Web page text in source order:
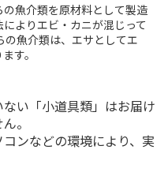
魚介類を原材料として製造
よりエビ・カニが混じって
の魚介類は、エサとしてエ
す。
い「小道具類」はお届け
。
ンなどの環境により、実